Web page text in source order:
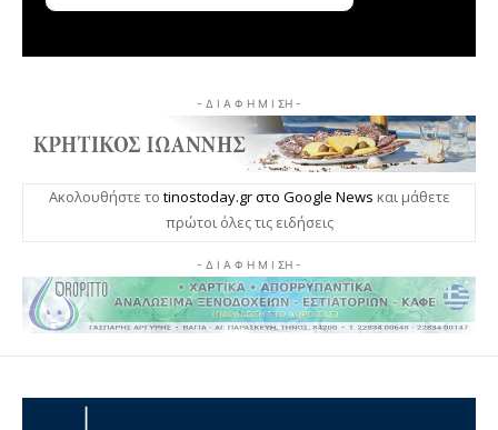
- Δ Ι Α Φ Η Μ Ι ΣΗ -
Ακολουθήστε το tinostoday.gr στο Google News και μάθετε
πρώτοι όλες τις ειδήσεις
- Δ Ι Α Φ Η Μ Ι ΣΗ -